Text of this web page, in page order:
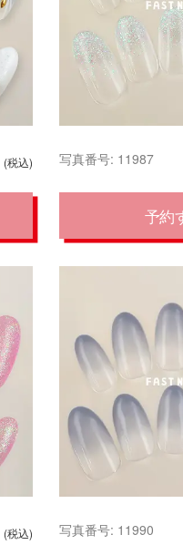
(税込) 写真番号: 11987
予約
(税込) 写真番号: 11990